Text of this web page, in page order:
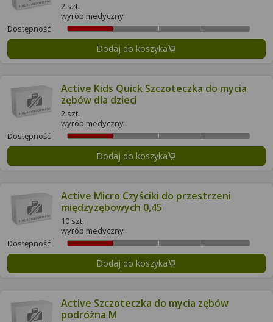
2 szt.
wyrób medyczny
Dostępność
Dodaj do koszyka
Active Kids Quick Szczoteczka do mycia
zębów dla dzieci
2 szt.
wyrób medyczny
Dostępność
Dodaj do koszyka
Active Micro Czyściki do przestrzeni
międzyzębowych 0,45
10 szt.
wyrób medyczny
Dostępność
Dodaj do koszyka
Active Szczoteczka do mycia zębów
podróżna M